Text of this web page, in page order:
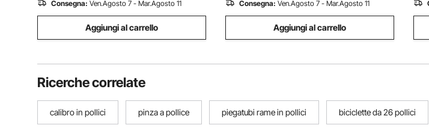
Consegna: Ven.Agosto 7 - Mar.Agosto 11
Aggiungi al carrello
Consegna: Ven.Agosto 7 - Mar.Agosto 11
Aggiungi al carrello
Ricerche correlate
calibro in pollici pinza a pollice piegatubi rame in pollici biciclette da 26 pollici